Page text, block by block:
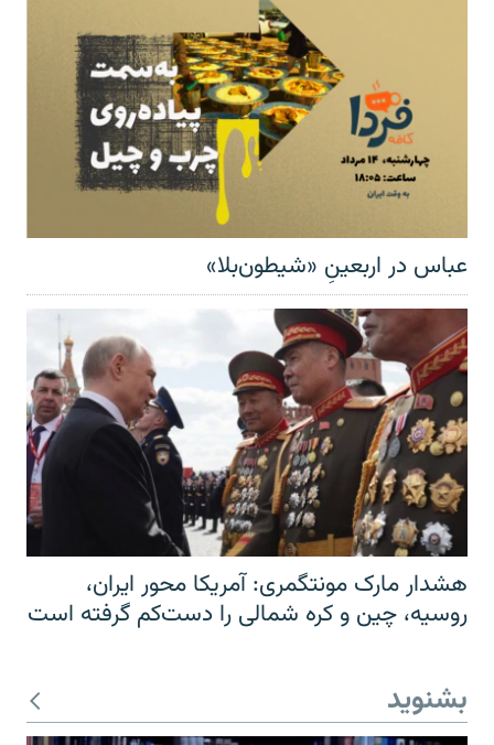
عباس در اربعینِ «شیطون‌بلا»
هشدار مارک مونتگمری: آمریکا محور ایران،
روسیه، چین و کره شمالی را دست‌کم گرفته است
بشنوید